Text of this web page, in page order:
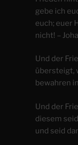
gebe ich
euch; euer
nicht! –
Und der
übersteigt,
bewahren
Und der
diesem
und seid